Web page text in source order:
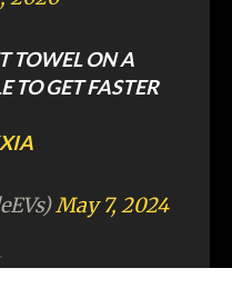
TOWEL ON A
TO GET FASTER
May 7, 2024